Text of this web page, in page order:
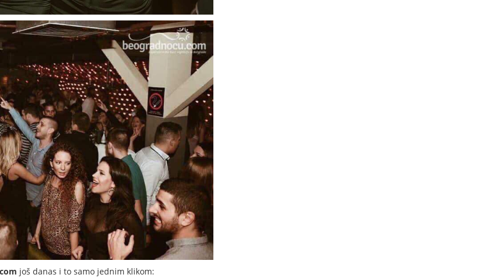
još danas i to samo jednim klikom: